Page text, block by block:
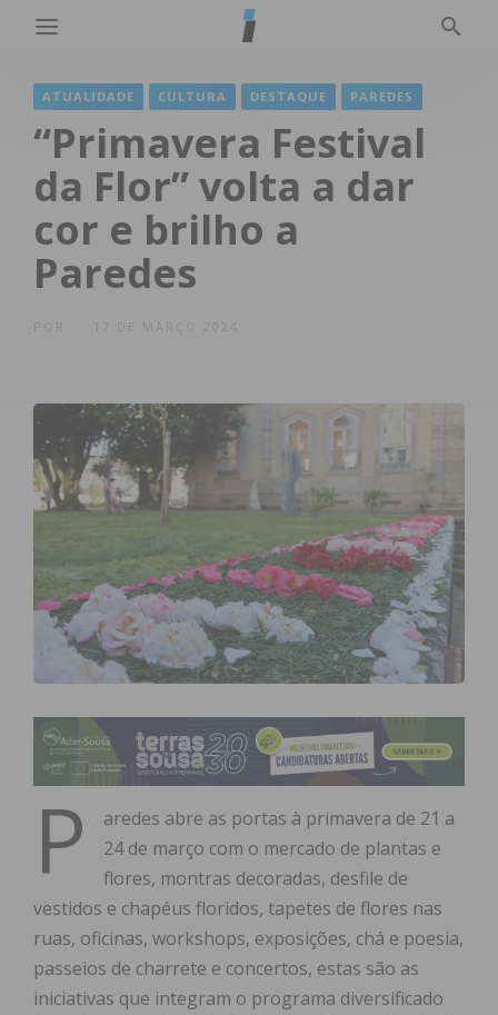
ATUALIDADE CULTURA DESTAQUE PAREDES
“Primavera Festival
da Flor” volta a dar
cor e brilho a
Paredes
17 DE MARÇO 2024
P
aredes abre as portas à primavera de 21 a
24 de março com o mercado de plantas e
flores, montras decoradas, desfile de
vestidos e chapéus floridos, tapetes de flores nas
ruas, oficinas, workshops, exposições, chá e poesia,
passeios de charrete e concertos, estas são as
iniciativas que integram o programa diversificado